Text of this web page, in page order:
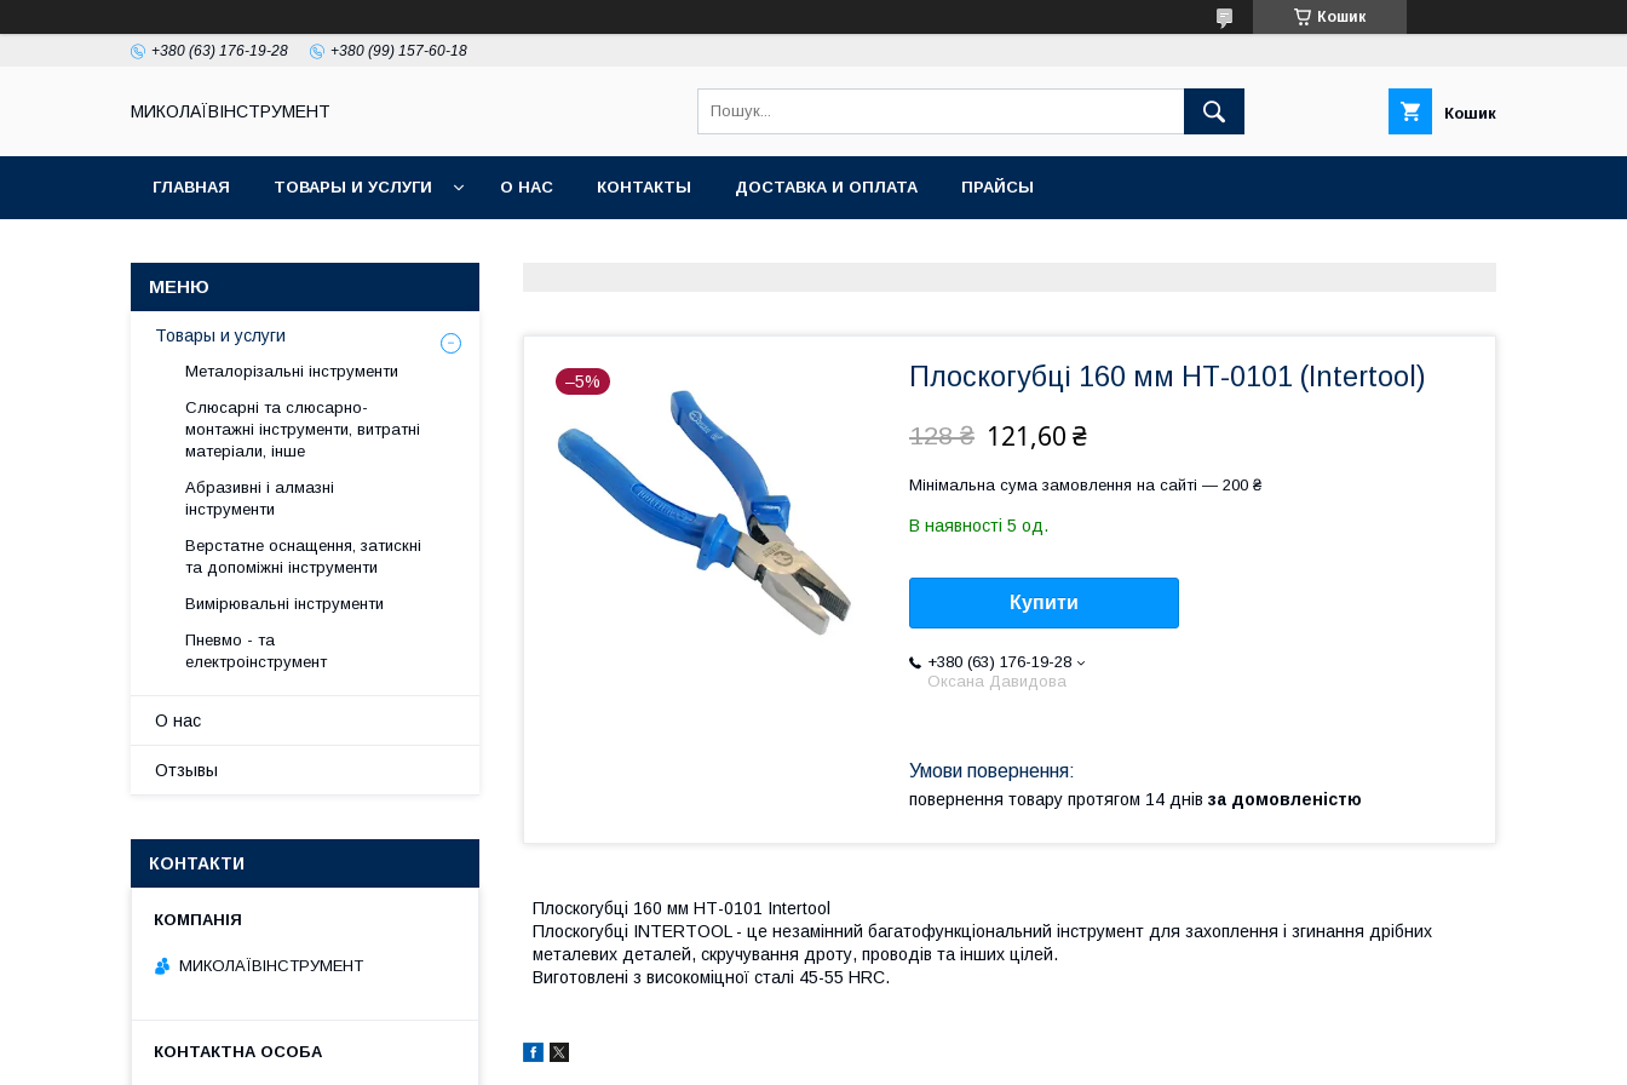
Кошик
+380 (63) 176-19-28 +380 (99) 157-60-18
МИКОЛАЇВІНСТРУМЕНТ Кошик
ГЛАВНАЯ ТОВАРЫ И УСЛУГИ О НАС КОНТАКТЫ ДОСТАВКА И ОПЛАТА ПРАЙСЫ
–5% Плоскогубці 160 мм НТ-0101 (Intertool)
128 ₴ 121,60 ₴
Мінімальна сума замовлення на сайті — 200 ₴
В наявності 5 од.
Купити
+380 (63) 176-19-28
Оксана Давидова
повернення товару протягом 14 днів за домовленістю
Плоскогубці 160 мм НТ-0101 Intertool
Плоскогубці INTERTOOL - це незамінний багатофункціональний інструмент для захоплення і згинання дрібних
металевих деталей, скручування дроту, проводів та інших цілей.
Виготовлені з високоміцної сталі 45-55 HRC.
Товары и услуги
Металорізальні інструменти
Слюсарні та слюсарно-
монтажні інструменти, витратні
матеріали, інше
Абразивні і алмазні
інструменти
Верстатне оснащення, затискні
та допоміжні інструменти
Вимірювальні інструменти
Пневмо - та
електроінструмент
О нас
Отзывы
КОНТАКТИ
МИКОЛАЇВІНСТРУМЕНТ